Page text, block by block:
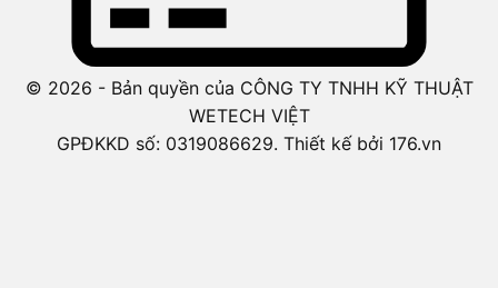
© 2026 - Bản quyền của CÔNG TY TNHH KỸ THUẬT
WETECH VIỆT
GPĐKKD số: 0319086629. Thiết kế bởi 176.vn